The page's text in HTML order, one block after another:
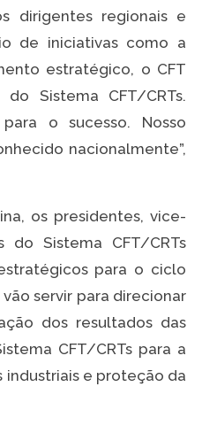
dirigentes regionais e
de iniciativas como a
estratégico, o CFT
Sistema CFT/CRTs.
o sucesso. Nosso
nacionalmente”,
os presidentes, vice-
do Sistema CFT/CRTs
para o ciclo
servir para direcionar
dos resultados das
CFT/CRTs para a
e proteção da